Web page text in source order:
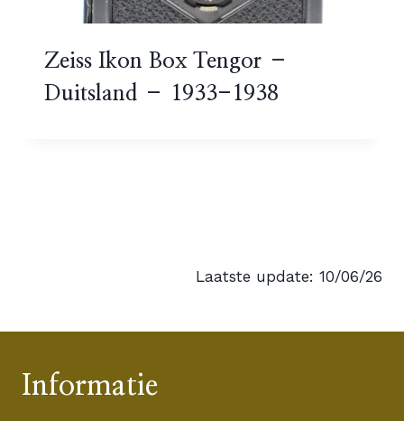
Zeiss Ikon Box Tengor –
Duitsland – 1933-1938
Laatste update: 10/06/26
Informatie